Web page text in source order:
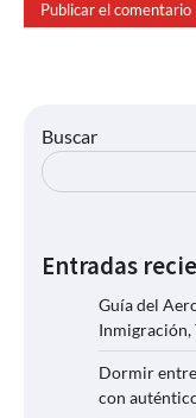
Buscar
Entradas
Guía del
Inmigración,
Dormir
con